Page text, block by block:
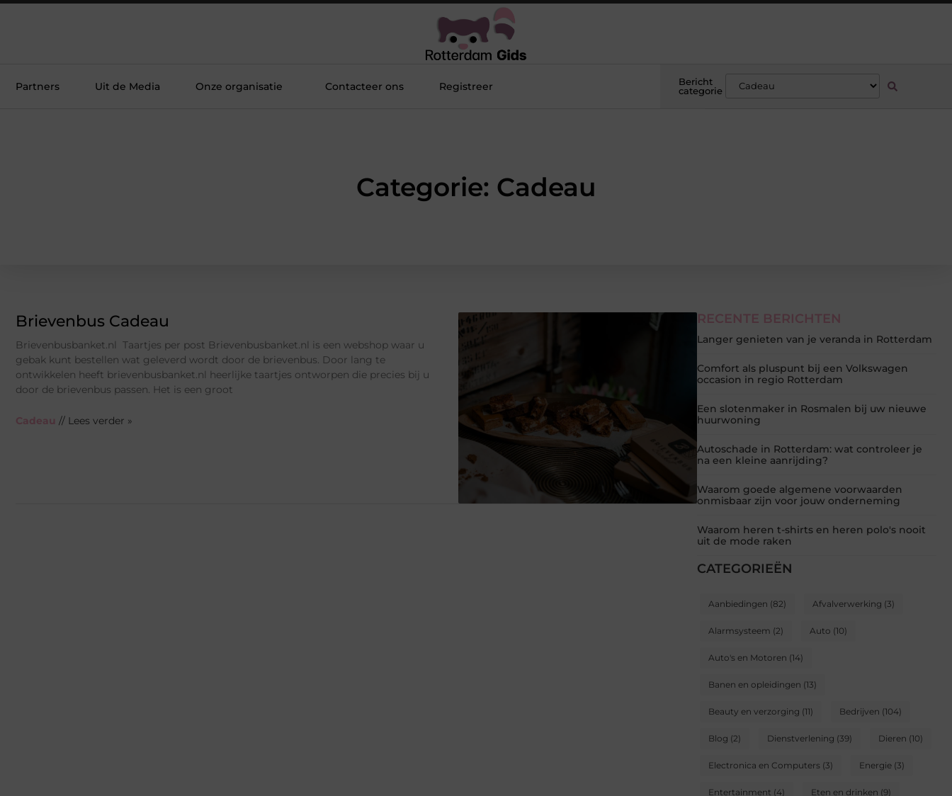
Partners Uit de Media Onze organisatie Contacteer ons Registreer
Bericht
categorie
Categorie: Cadeau
RECENTE BERICHTEN
Langer genieten van je veranda in Rotterdam
Comfort als pluspunt bij een Volkswagen
occasion in regio Rotterdam
Een slotenmaker in Rosmalen bij uw nieuwe
huurwoning
Autoschade in Rotterdam: wat controleer je
na een kleine aanrijding?
Waarom goede algemene voorwaarden
onmisbaar zijn voor jouw onderneming
Waarom heren t-shirts en heren polo's nooit
uit de mode raken
CATEGORIEËN
Aanbiedingen (82) Afvalverwerking (3)
Alarmsysteem (2) Auto (10)
Auto's en Motoren (14)
Banen en opleidingen (13)
Beauty en verzorging (11) Bedrijven (104)
Blog (2) Dienstverlening (39) Dieren (10)
Electronica en Computers (3) Energie (3)
Entertainment (4) Eten en drinken (9)
Brievenbus Cadeau
Brievenbusbanket.nl Taartjes per post Brievenbusbanket.nl is een webshop waar u
gebak kunt bestellen wat geleverd wordt door de brievenbus. Door lang te
ontwikkelen heeft brievenbusbanket.nl heerlijke taartjes ontworpen die precies bij u
door de brievenbus passen. Het is een groot
Cadeau // Lees verder »